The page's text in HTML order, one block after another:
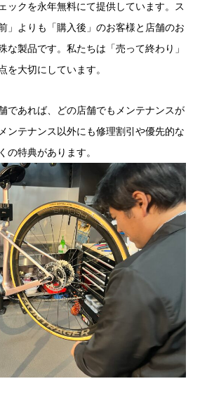
ックを永年無料にて提供しています。ス
」よりも「購入後」のお客様と店舗のお
な製品です。私たちは「売って終わり」
を大切にしています。
であれば、どの店舗でもメンテナンスが
ンテナンス以外にも修理割引や優先的な
の特典があります。